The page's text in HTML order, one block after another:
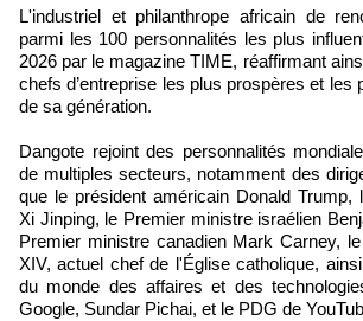
L'industriel et philanthrope africain de
parmi les 100 personnalités les plus
2026 par le magazine TIME, réaffirmant
chefs d’entreprise les plus prospères et les
de sa génération.
Dangote rejoint des personnalités
de multiples secteurs, notamment des
que le président américain Donald Trump,
Xi Jinping, le Premier ministre israélien
Premier ministre canadien Mark Carney,
XIV, actuel chef de l'Église catholique,
du monde des affaires et des
Google, Sundar Pichai, et le PDG de